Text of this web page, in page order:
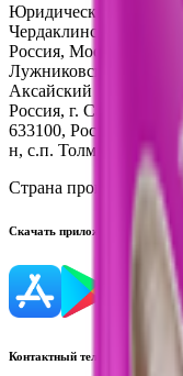
Юридический адрес:
Чердаклинский р-н,
Россия, Московская
Лужниковская. д. 2;
Аксайский р-н, ст-ца
Россия, г. Сантк-
633100, Россия,
н, с.п. Толмачевский
Страна производства:
Скачать приложение
Контактный телефон